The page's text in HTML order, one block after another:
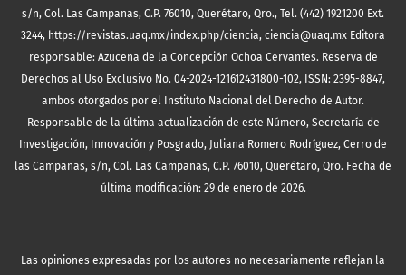
s/n, Col. Las Campanas, C.P. 76010, Querétaro, Qro., Tel. (442) 1921200 Ext.
3244, https://revistas.uaq.mx/index.php/ciencia, ciencia@uaq.mx Editora
responsable: Azucena de la Concepción Ochoa Cervantes. Reserva de
Derechos al Uso Exclusivo No. 04-2024-121612431800-102, ISSN: 2395-8847,
ambos otorgados por el Instituto Nacional del Derecho de Autor.
Responsable de la última actualización de este Número, Secretaría de
Investigación, Innovación y Posgrado, Juliana Romero Rodríguez, Cerro de
las Campanas, s/n, Col. Las Campanas, C.P. 76010, Querétaro, Qro. Fecha de
última modificación: 29 de enero de 2026.
Las opiniones expresadas por los autores no necesariamente reflejan la